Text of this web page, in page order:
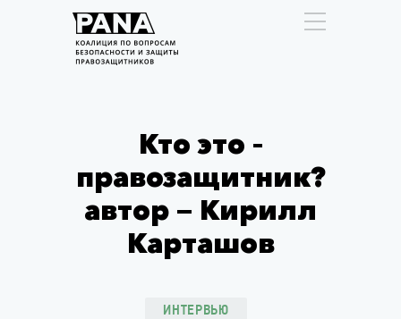
Кто это –
правозащитник?
автор — Кирилл
Карташов
ИНТЕРВЬЮ